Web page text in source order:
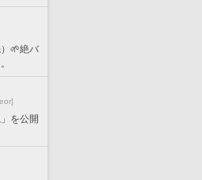
🌱絶バ
を公開